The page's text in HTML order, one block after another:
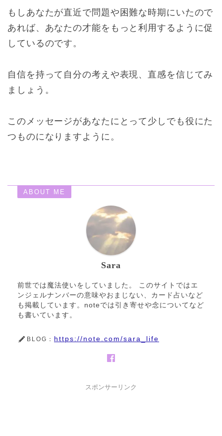
もしあなたが直近で問題や困難な時期にいたので
あれば、あなたの才能をもっと利用するように促
しているのです。
自信を持って自分の考えや表現、直感を信じてみ
ましょう。
このメッセージがあなたにとって少しでも役にた
つものになりますように。
ABOUT ME
Sara
前世では魔法使いをしていました。 このサイトではエ
ンジェルナンバーの意味やおまじない、カード占いなど
も掲載しています。noteでは引き寄せや念についてなど
も書いています。
BLOG： https://note.com/sara_life
スポンサーリンク